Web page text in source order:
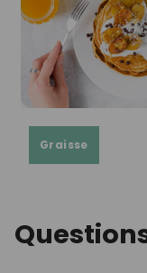
Graisse